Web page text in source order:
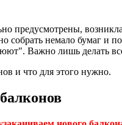
предусмотрены,
немало бумаг и
Важно лишь делать
и что для этого нужно.